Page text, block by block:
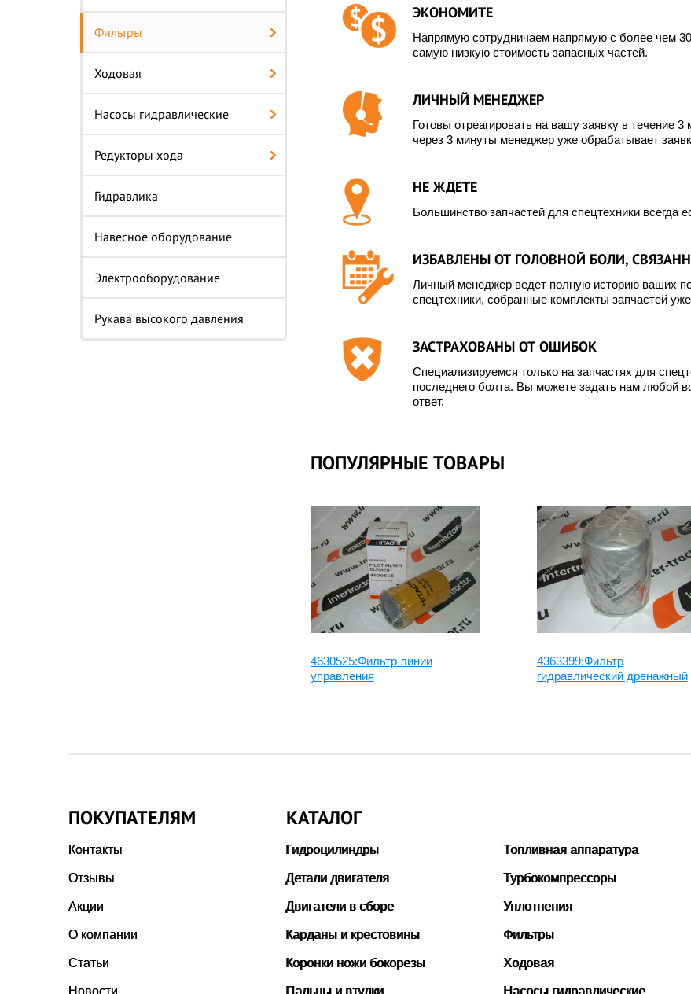
Фильтры
Ходовая
Насосы гидравлические
Редукторы хода
Гидравлика
Навесное оборудование
Электрооборудование
Рукава высокого давления
ЭКОНОМИТЕ
Напрямую сотрудничаем напрямую с более чем 30
самую низкую стоимость запасных частей.
ЛИЧНЫЙ МЕНЕДЖЕР
Готовы отреагировать на вашу заявку в течение
через 3 минуты менеджер уже обрабатывает
НЕ ЖДЕТЕ
Большинство запчастей для спецтехники всегда
ИЗБАВЛЕНЫ ОТ ГОЛОВНОЙ БОЛИ,
Личный менеджер ведет полную историю ваших
спецтехники, собранные комплекты запчастей
ЗАСТРАХОВАНЫ ОТ ОШИБОК
Специализируемся только на запчастях для
последнего болта. Вы можете задать нам любой
ответ.
ПОПУЛЯРНЫЕ ТОВАРЫ
4630525:Фильтр линии
управления
4363399:Фильтр
гидравлический дренажный
ПОКУПАТЕЛЯМ
Контакты
Отзывы
Акции
О компании
Статьи
Новости
КАТАЛОГ
Гидроцилиндры
Детали двигателя
Двигатели в сборе
Карданы и крестовины
Коронки ножи бокорезы
Пальцы и втулки
Топливная аппаратура
Турбокомпрессоры
Уплотнения
Фильтры
Ходовая
Насосы гидравлические